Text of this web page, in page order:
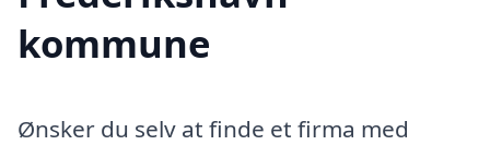
kommune
Ønsker du selv at finde et firma med